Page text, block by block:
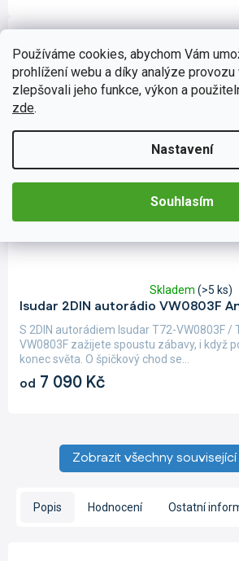
Používáme cookies, abychom Vám
prohlížení webu a díky analýze
zlepšovali jeho funkce, výkon a
zde.
Nastavení
Souhlasím
Isudar 2DIN autorádio VW0803F
hodnocení
produktu
je
4,9
5
Skladem (>5 ks)
od 7 090 Kč
S 2DIN autorádiem Isudar T72-VW0803F /
VW0803F zažijete spoustu zábavy, i když
konec světa. O špičkový chod se...
Zobrazit všechny
Popis Hodnocení Ostatní